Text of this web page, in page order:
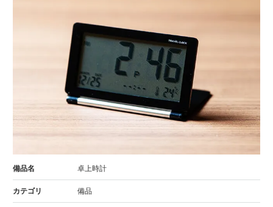
卓上時計
備品